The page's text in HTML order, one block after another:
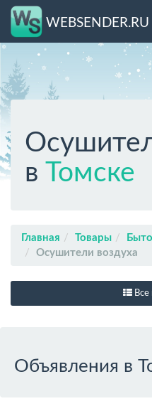
WEBSENDER.RU
в Томске
Главная Товары
Осушители воздуха
Все
Объявления в